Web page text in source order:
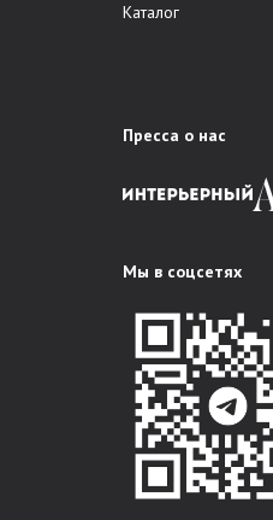
Каталог
Пресса о нас
Мы в соцсетях